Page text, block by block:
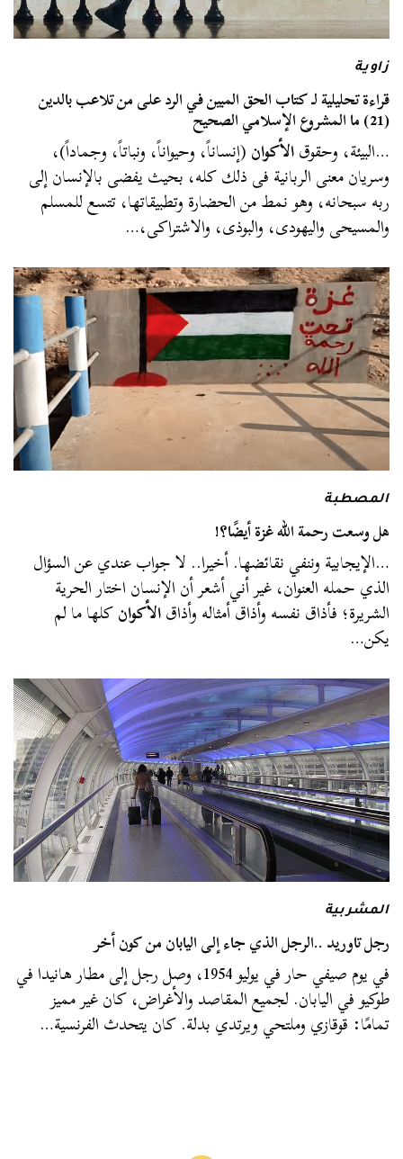
زاوية
قراءة تحليلية لـ كتاب الحق المبين في الرد على من تلاعب بالدين
(21) ما المشروع الإسلامي الصحيح
…البيئة، وحقوقالأكوان(إنساناً، وحيواناً، ونباتاً، وجماداً)،
وسريان معنى الربانية فى ذلك كله، بحيث يفضى بالإنسان إلى
ربه سبحانه، وهو نمط من الحضارة وتطبيقاتها، تتسع للمسلم
والمسيحى واليهودى، والبوذى، والاشتراكى،…
المصطبة
هل وسعت رحمة الله غزة أيضًا؟!
…الإيجابية وننفي نقائضها. أخيرا.. لا جواب عندي عن السؤال
الذي حمله العنوان، غير أني أشعر أن الإنسان اختار الحرية
الشريرة؛ فأذاق نفسه وأذاق أمثاله وأذاقالأكوانكلها ما لم
يكن…
المشربية
رجل تاوريد ..الرجل الذي جاء إلى اليابان من كون أخر
في يوم صيفي حار في يوليو 1954، وصل رجل إلى مطار هانيدا في
طوكيو في اليابان. لجميع المقاصد والأغراض، كان غير مميز
تمامًا: قوقازي وملتحي ويرتدي بدلة. كان يتحدث الفرنسية…